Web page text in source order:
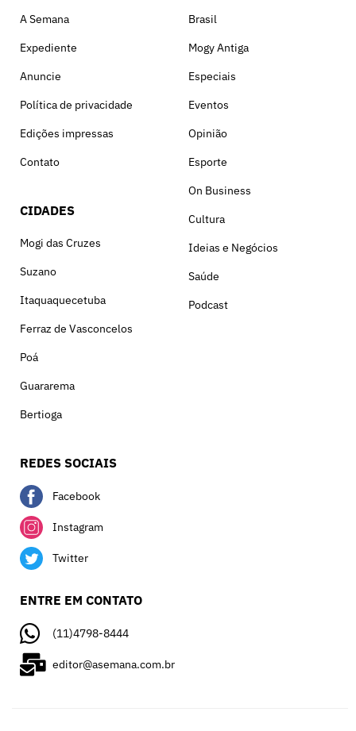
A Semana
Expediente
Anuncie
Política de privacidade
Edições impressas
Contato
CIDADES
Mogi das Cruzes
Suzano
Itaquaquecetuba
Ferraz de Vasconcelos
Poá
Guararema
Bertioga
Brasil
Mogy Antiga
Especiais
Eventos
Opinião
Esporte
On Business
Cultura
Ideias e Negócios
Saúde
Podcast
REDES SOCIAIS
Facebook
Instagram
Twitter
ENTRE EM CONTATO
(11)4798-8444
editor@asemana.com.br